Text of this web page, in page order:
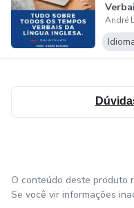
O conteúdo deste produto
Se você vir informações